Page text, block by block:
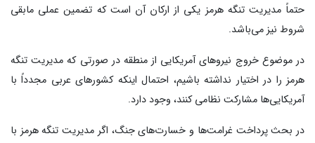
حتماً مدیریت تنگه هرمز یکی از ارکان آن است که تضمین عملی مابقی
شروط نیز می‌باشد.
در موضوع خروج نیروهای آمریکایی از منطقه در صورتی که مدیریت تنگه
هرمز را در اختیار نداشته باشیم، احتمال اینکه کشورهای عربی مجدداً با
آمریکایی‌ها مشارکت نظامی کنند، وجود دارد.
در بحث پرداخت غرامت‌ها و خسارت‌های جنگ، اگر مدیریت تنگه هرمز با